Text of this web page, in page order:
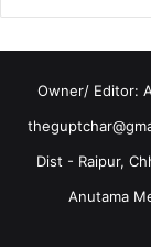
Owner/ Editor:
Dist - Raipur,
Anutama